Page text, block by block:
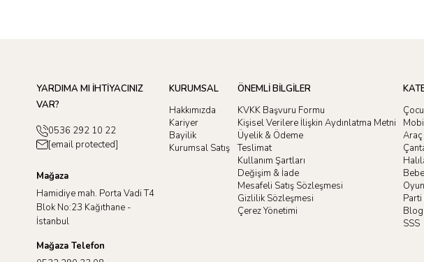
YARDIMA MI İHTİYACINIZ
VAR?
0536 292 10 22
[email protected]
Mağaza
Hamidiye mah. Porta Vadi T4
Blok No:23 Kağıthane -
İstanbul
Mağaza Telefon
KURUMSAL
Hakkımızda
Kariyer
Bayilik
Kurumsal Satış
ÖNEMLİ BİLGİLER
KVKK Başvuru Formu
Kişisel Verilere İlişkin Aydınlatma Metni
Üyelik & Ödeme
Teslimat
Kullanım Şartları
Değişim & İade
Mesafeli Satış Sözleşmesi
Gizlilik Sözleşmesi
Çerez Yönetimi
Blog
SSS